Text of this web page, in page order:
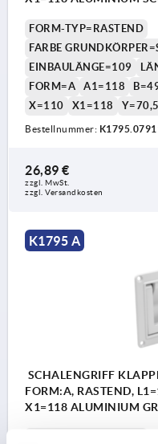
FORM-TYP=RASTEND
FARBE
EINBAULÄNGE=109
FORM=A
A1=118
X=110
X1=118 Y=70,5
Bestellnummer:
26,89 €
zzgl. MwSt.
zzgl. Versandkosten
K1795 A
SCHALENGRIFF
FORM:A, RASTEND,
X1=118 ALUMINIUM